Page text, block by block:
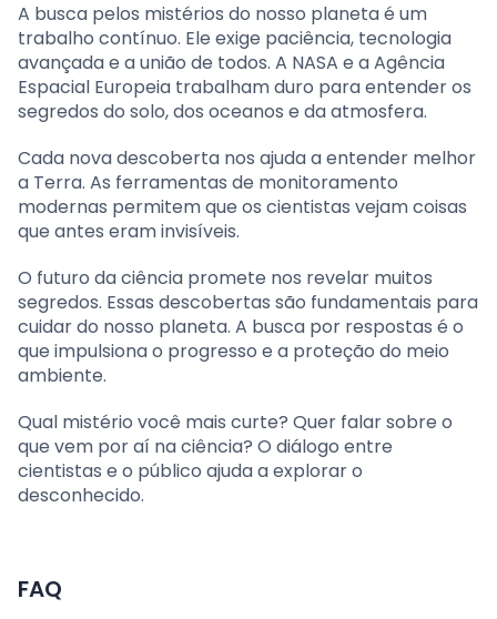
A busca pelos mistérios do nosso planeta é um
trabalho contínuo. Ele exige paciência, tecnologia
avançada e a união de todos. A NASA e a Agência
Espacial Europeia trabalham duro para entender os
segredos do solo, dos oceanos e da atmosfera.
Cada nova descoberta nos ajuda a entender melhor
a Terra. As ferramentas de monitoramento
modernas permitem que os cientistas vejam coisas
que antes eram invisíveis.
O futuro da ciência promete nos revelar muitos
segredos. Essas descobertas são fundamentais para
cuidar do nosso planeta. A busca por respostas é o
que impulsiona o progresso e a proteção do meio
ambiente.
Qual mistério você mais curte? Quer falar sobre o
que vem por aí na ciência? O diálogo entre
cientistas e o público ajuda a explorar o
desconhecido.
FAQ